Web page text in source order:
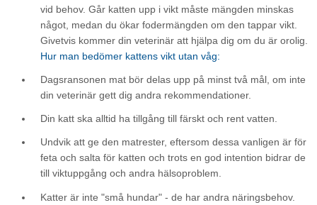
vid behov. Går katten upp i vikt måste mängden minskas
något, medan du ökar fodermängden om den tappar vikt.
Givetvis kommer din veterinär att hjälpa dig om du är orolig.
Hur man bedömer kattens vikt utan våg:
Dagsransonen mat bör delas upp på minst två mål, om inte
din veterinär gett dig andra rekommendationer.
Din katt ska alltid ha tillgång till färskt och rent vatten.
Undvik att ge den matrester, eftersom dessa vanligen är för
feta och salta för katten och trots en god intention bidrar de
till viktuppgång och andra hälsoproblem.
Katter är inte "små hundar" - de har andra näringsbehov.